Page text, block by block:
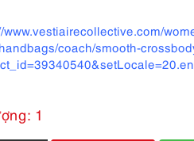
www.vestiairecollective.com/
coach/smooth-
1